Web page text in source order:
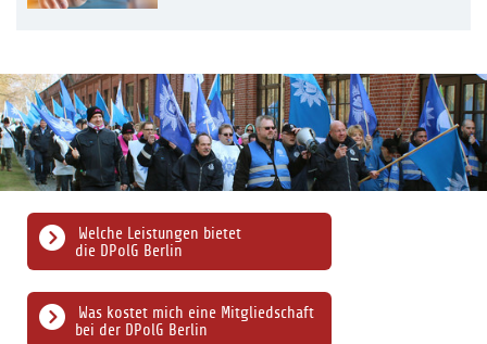
Was kostet mich eine Mitgliedschaft
bei der DPolG Berlin
Welche Leistungen bietet
die DPolG Berlin